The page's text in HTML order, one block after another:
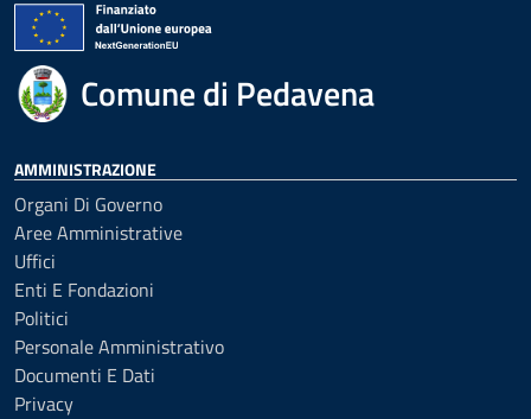
Comune di Pedavena
AMMINISTRAZIONE
Organi Di Governo
Aree Amministrative
Uffici
Enti E Fondazioni
Politici
Personale Amministrativo
Documenti E Dati
Privacy